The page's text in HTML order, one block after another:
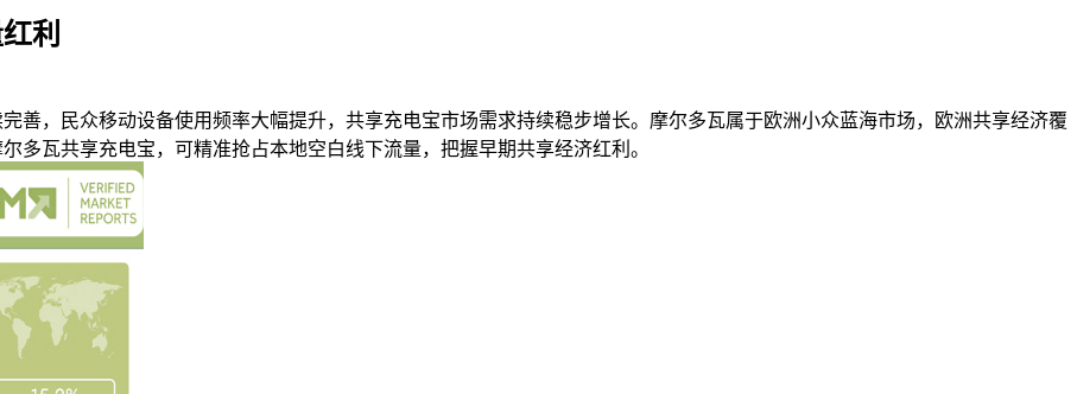
利
善，民众移动设备使用频率大幅提升，共享充电宝市场需求持续稳步增长。摩尔多瓦属于欧洲小众蓝海市场，欧洲共享经济覆
多瓦共享充电宝，可精准抢占本地空白线下流量，把握早期共享经济红利。